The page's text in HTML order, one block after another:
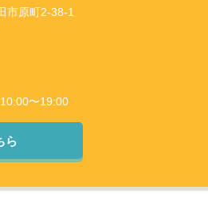
市原町2-38-1
〜19:00
ら